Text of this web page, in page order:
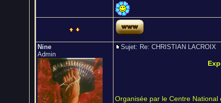
Nine
Admin
Sujet: Re: CHRISTIAN
Organisée par le Centre National